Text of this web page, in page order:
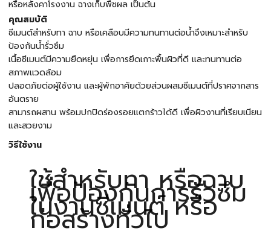
หรือหลังคาโรงงาน ฉางเก็บพืชผล เป็นต้น
คุณสมบัติ
ซีเมนต์สำหรับทา ฉาบ หรือเคลือบมีความทนทานต่อน้ำจึงเหมาะสำหรับ
ป้องกันน้ำรั่วซึม
เนื้อซีเมนต์มีความยืดหยุ่น เพื่อการยึดเกาะพื้นผิวที่ดี และทนทานต่อ
สภาพแวดล้อม
ปลอดภัยต่อผู้ใช้งาน และผู้พักอาศัยด้วยส่วนผสมซีเมนต์ที่ปราศจากสาร
อันตราย
สามารถผสาน พร้อมปกปิดร่องรอยแตกร้าวได้ดี เพื่อผิวงานที่เรียบเนียน
และสวยงาม
วิธีใช้งาน
ใช้สำหรับทา หรือฉาบ
เพื่อป้องกันการรั่วซึม
ในงานซีเมนต์ หรือ
ก่อสร้างทั่วไป